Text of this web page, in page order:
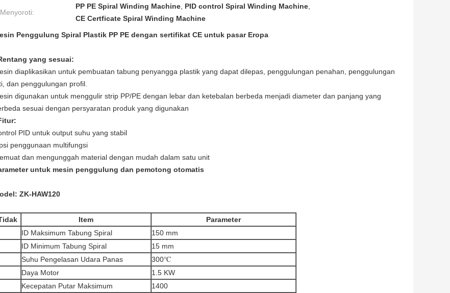
Menyoroti:
PP PE Spiral Winding Machine, PID control Spiral Winding Machine,
CE Certficate Spiral Winding Machine
Penggulung Spiral Plastik PP PE dengan sertifikat CE untuk pasar Eropa
yang sesuai:
diaplikasikan untuk pembuatan tabung penyangga plastik yang dapat dilepas, penggulungan penahan, penggulungan
dan penggulungan profil.
digunakan untuk menggulir strip PP/PE dengan lebar dan ketebalan berbeda menjadi diameter dan panjang yang
sesuai dengan persyaratan produk yang digunakan
PID untuk output suhu yang stabil
penggunaan multifungsi
dan mengunggah material dengan mudah dalam satu unit
untuk mesin penggulung dan pemotong otomatis
ZK-HAW120
Item
Parameter
ID Maksimum Tabung Spiral
150 mm
ID Minimum Tabung Spiral
15 mm
Suhu Pengelasan Udara Panas
300℃
Daya Motor
1.5 KW
Kecepatan Putar Maksimum
1400